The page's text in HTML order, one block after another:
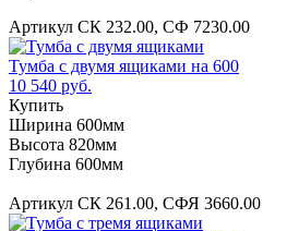
Артикул СК 232.00, СФ 7230.00
Тумба с двумя ящиками на 600
10 540 руб.
Купить
Ширина 600мм
Высота 820мм
Глубина 600мм
Артикул СК 261.00, СФЯ 3660.00